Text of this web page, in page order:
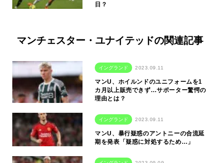
日？
マンチェスター・ユナイテッドの関連記事
イングランド 2023.09.11
マンU、ホイルンドのユニフォームを1
カ月以上販売できず…サポーター驚愕の
理由とは？
イングランド 2023.09.11
マンU、暴行疑惑のアントニーの合流延
期を発表「疑惑に対処するため…」